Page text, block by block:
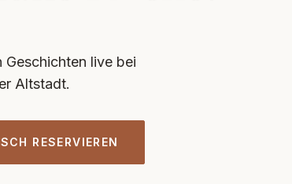
Geschichten live bei
Altstadt.
RESERVIEREN